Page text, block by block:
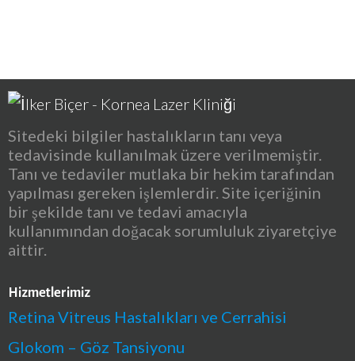
Sitedeki bilgiler hastalıkların tanı veya
tedavisinde kullanılmak üzere verilmemiştir.
Tanı ve tedaviler mutlaka bir hekim tarafından
yapılması gereken işlemlerdir. Site içeriğinin
bir şekilde tanı ve tedavi amacıyla
kullanımından doğacak sorumluluk ziyaretçiye
aittir.
Hizmetlerimiz
Retina Vitreus Hastalıkları ve Cerrahisi
Glokom – Göz Tansiyonu